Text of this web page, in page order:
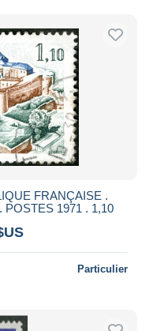
FRANÇAISE .
1971 . 1,10
Particulier